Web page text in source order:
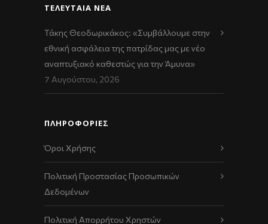
ΤΕΛΕΥΤΑΊΑ ΝΈΑ
Τάκης Θεοδωρικάκος: «Συμβάλλουμε στην
εθνική ασφάλεια της πατρίδας μας με νέο
αναπτυξιακό καθεστώς για την Άμυνα»
7 Αυγούστου, 2026
ΠΛΗΡΟΦΟΡΙΕΣ
Όροι Χρήσης
Πολιτική Προστασίας Προσωπικών
Δεδομένων
Πολιτική Απορρήτου Χρηστών